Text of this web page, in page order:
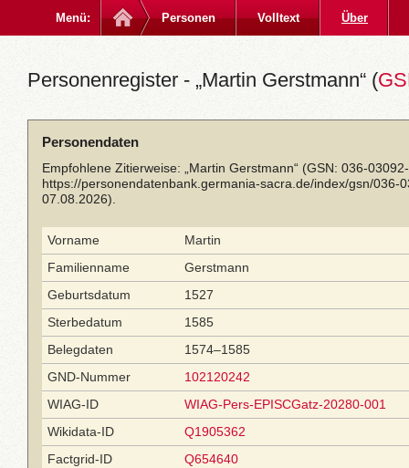
Menü: Personen Volltext Über
Personenregister - „Martin Gerstmann“ (
Personendaten
Empfohlene Zitierweise: „Martin Gerstmann“ (GSN: 036-
https://personendatenbank.germania-sacra.de/index/gsn/036-
07.08.2026).
Vorname
Martin
Familienname
Gerstmann
Geburtsdatum
1527
Sterbedatum
1585
Belegdaten
1574–1585
GND-Nummer
102120242
WIAG-ID
WIAG-Pers-EPISCGatz-20280-001
Wikidata-ID
Q1905362
Factgrid-ID
Q654640